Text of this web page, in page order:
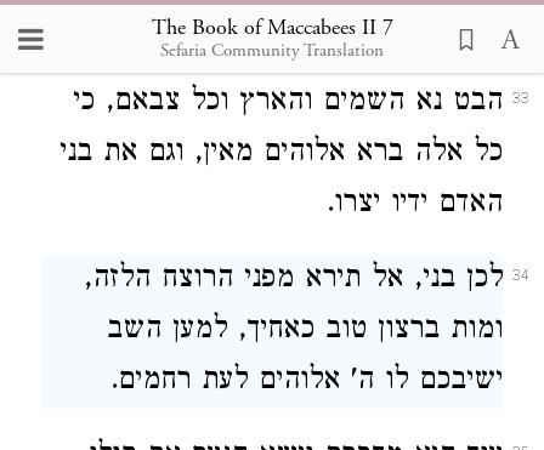
The Book of Maccabees II 7
Sefaria Community Translation
תרחמני אך הפעם.
33
הבט נא השמים והארץ וכל צבאם, כי
כל אלה ברא אלוהים מאין, וגם את בני
האדם ידיו יצרו.
34 לכן בני, אל תירא מפני הרוצח הלזה,
ומות ברצון טוב כאחיך, למען השב
ישיבכם לו ה' אלוהים לעת רחמים.